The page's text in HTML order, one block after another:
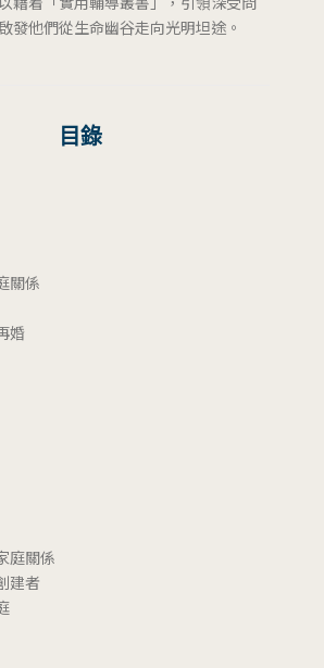
發他們從生命幽谷走向光明坦途。
目錄
關係
婚
庭關係
建者